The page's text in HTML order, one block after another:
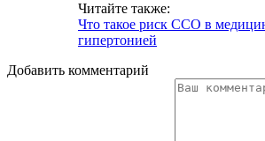
Читайте также:
Что такое риск ССО в
гипертонией
Добавить комментарий